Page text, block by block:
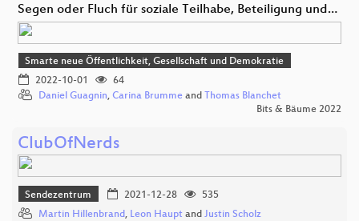
Segen oder Fluch für soziale Teilhabe, Beteiligung und…
Smarte neue Öffentlichkeit, Gesellschaft und Demokratie
2022-10-01
64
Daniel Guagnin, Carina Brumme and Thomas Blanchet
Bits & Bäume 2022
ClubOfNerds
Sendezentrum 2021-12-28
535
Martin Hillenbrand, Leon Haupt and Justin Scholz